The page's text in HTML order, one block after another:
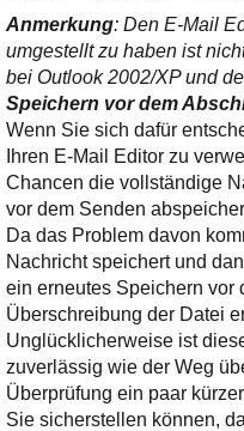
Anmerkung: Den E-Mail
umgestellt zu haben ist
bei Outlook 2002/XP und
Speichern vor dem
Wenn Sie sich dafür
Ihren E-Mail Editor zu
Chancen die vollständige
vor dem Senden
Da das Problem davon
Nachricht speichert und
ein erneutes Speichern vor
Überschreibung der Datei
Unglücklicherweise ist
zuverlässig wie der Weg
Überprüfung ein paar
Sie sicherstellen können,